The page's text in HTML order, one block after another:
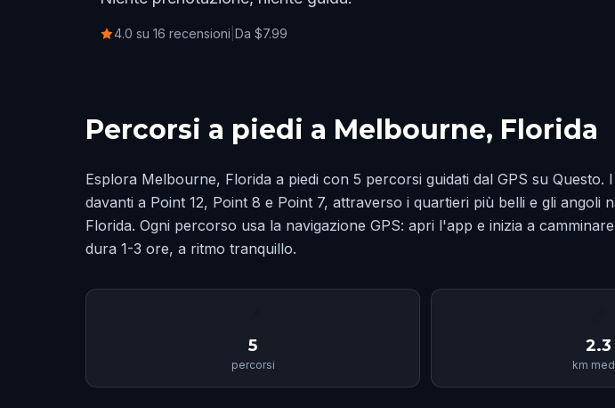
4.0 su 16 recensioni Da $7.99
Percorsi a piedi a Melbourne, Florida
Esplora Melbourne, Florida a piedi con 5 percorsi guidati dal GPS su Questo.
davanti a Point 12, Point 8 e Point 7, attraverso i quartieri più belli e gli angoli
Florida. Ogni percorso usa la navigazione GPS: apri l'app e inizia a
dura 1-3 ore, a ritmo tranquillo.
5
percorsi
2.3
km